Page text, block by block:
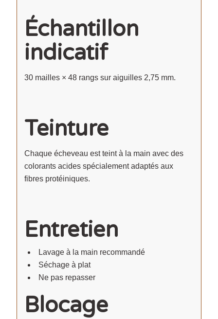
Échantillon
indicatif
30 mailles × 48 rangs sur aiguilles 2,75 mm.
Teinture
Chaque écheveau est teint à la main avec des
colorants acides spécialement adaptés aux
fibres protéiniques.
Entretien
Lavage à la main recommandé
Séchage à plat
Ne pas repasser
Blocage